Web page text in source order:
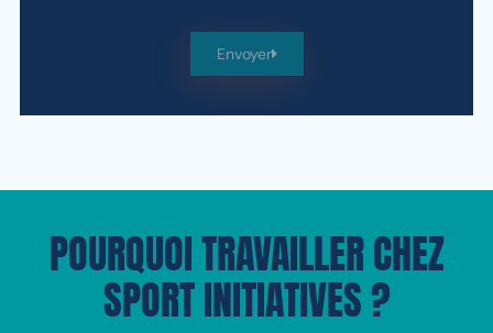
Envoyer
POURQUOI TRAVAILLER CHEZ
SPORT INITIATIVES ?